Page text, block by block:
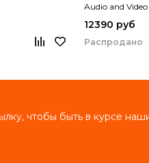
Audio and
HYYTJME01
12390 руб
Распродано
чтобы быть в курсе